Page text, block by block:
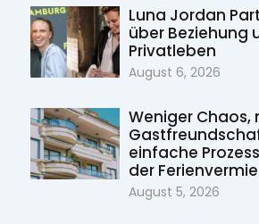
Luna Jordan
über Beziehung
Privatleben
August 6, 2026
Weniger Chaos,
einfache
der
August 5, 2026